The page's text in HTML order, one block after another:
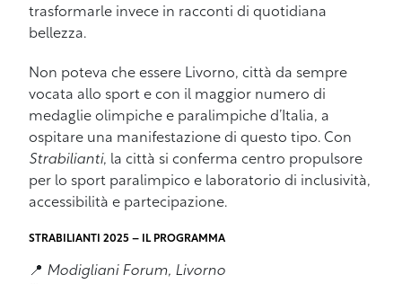
trasformarle invece in racconti di quotidiana
bellezza.
Non poteva che essere Livorno, città da sempre
vocata allo sport e con il maggior numero di
medaglie olimpiche e paralimpiche d’Italia, a
ospitare una manifestazione di questo tipo. Con
Strabilianti, la città si conferma centro propulsore
per lo sport paralimpico e laboratorio di inclusività,
accessibilità e partecipazione.
STRABILIANTI 2025 – IL PROGRAMMA
📍 Modigliani Forum, Livorno